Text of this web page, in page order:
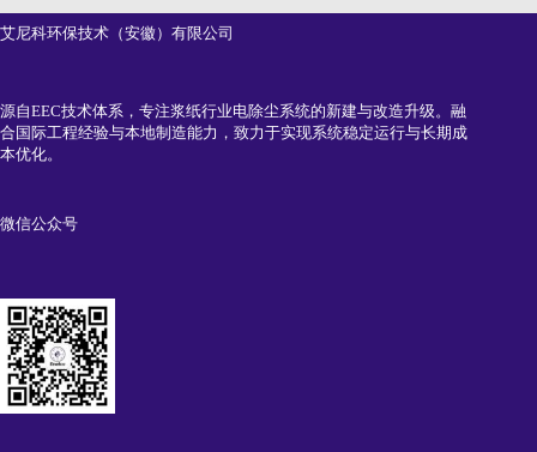
艾尼科环保技术（安徽）有限公司
源自EEC技术体系，专注浆纸行业电除尘系统的新建与改造升级。融
合国际工程经验与本地制造能力，致力于实现系统稳定运行与长期成
本优化。
微信公众号